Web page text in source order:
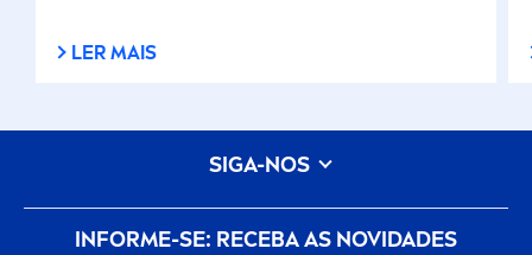
LER MAIS
INFORME-SE: RECEBA AS NOVIDADES
SIGA-NOS